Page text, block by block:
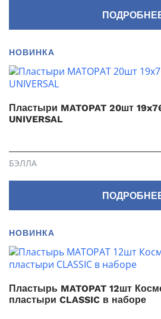
НОВИНКА
Пластыри MATOPAT 20шт
UNIVERSAL
БЭЛЛА
НОВИНКА
Пластырь MATOPAT 12шт
пластыри CLASSIC в наборе